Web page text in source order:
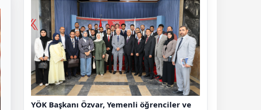
YÖK Başkanı Özvar, Yemenli öğrenciler ve